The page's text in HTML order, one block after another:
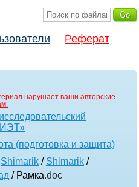
Реферат
нарушает ваши авторские
(подготовка и защита)
Shimarik / Shimarik /
/ Рамка.doc